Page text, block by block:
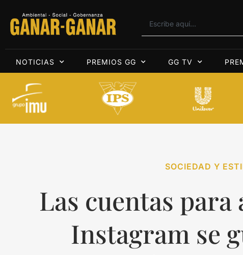
NOTICIAS PREMIOS GG GG TV
SOCIEDAD Y
Las cuentas para
Instagram se